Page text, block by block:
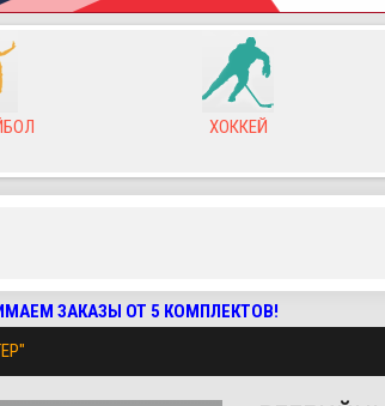
ХОККЕЙ
ЗАКАЗЫ ОТ 5 КОМПЛЕКТОВ!